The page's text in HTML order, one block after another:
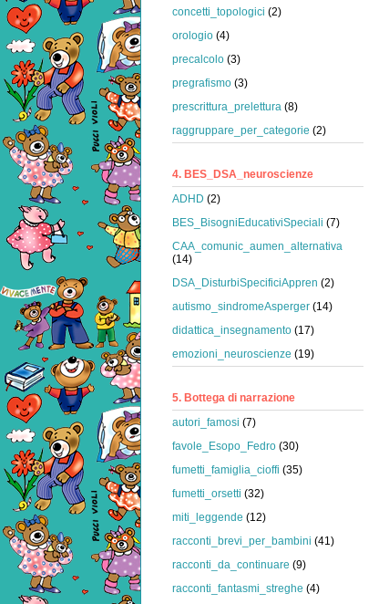
concetti_topologici (2)
orologio (4)
precalcolo (3)
pregrafismo (3)
prescrittura_prelettura (8)
raggruppare_per_categorie (2)
4. BES_DSA_neuroscienze
ADHD (2)
BES_BisogniEducativiSpeciali (7)
CAA_comunic_aumen_alternativa
(14)
DSA_DisturbiSpecificiAppren (2)
autismo_sindromeAsperger (14)
didattica_insegnamento (17)
emozioni_neuroscienze (19)
5. Bottega di narrazione
autori_famosi (7)
favole_Esopo_Fedro (30)
fumetti_famiglia_cioffi (35)
fumetti_orsetti (32)
miti_leggende (12)
racconti_brevi_per_bambini (41)
racconti_da_continuare (9)
racconti_fantasmi_streghe (4)